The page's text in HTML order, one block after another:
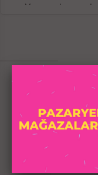
Yumuşak ve
Sadece erkek
zamanda
klitoral
taklit eden dil
noktasını
geciktirebilen,
zamanda
yaşatabilen